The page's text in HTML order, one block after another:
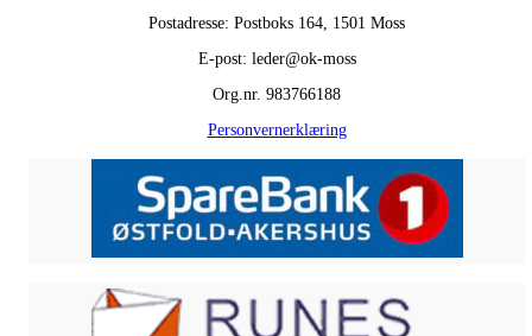
Postadresse: Postboks 164, 1501 Moss
E-post: leder@ok-moss
Org.nr. 983766188
Personvernerklæring